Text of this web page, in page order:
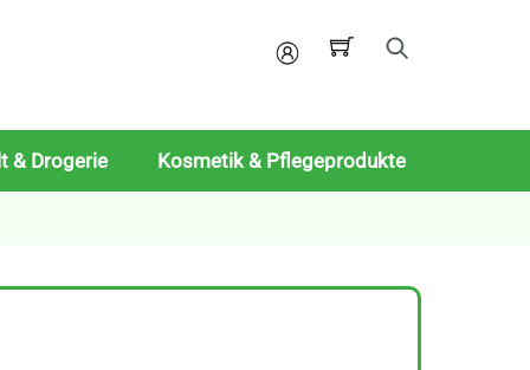
Mein
& Drogerie Kosmetik & Pflegeprodukte